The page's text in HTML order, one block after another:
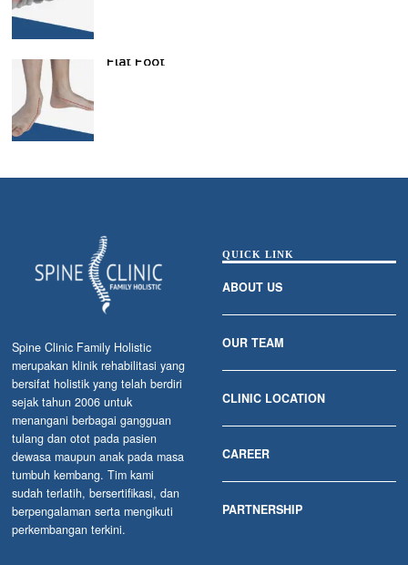
Flat Foot
Spine Clinic Family Holistic
merupakan klinik rehabilitasi yang
bersifat holistik yang telah berdiri
sejak tahun 2006 untuk
menangani berbagai gangguan
tulang dan otot pada pasien
dewasa maupun anak pada masa
tumbuh kembang. Tim kami
sudah terlatih, bersertifikasi, dan
berpengalaman serta mengikuti
perkembangan terkini.
QUICK LINK
ABOUT US
OUR TEAM
CLINIC LOCATION
CAREER
PARTNERSHIP